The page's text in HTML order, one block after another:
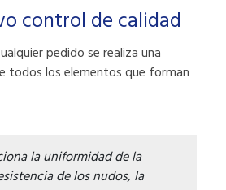
control de calidad
pedido se realiza una
todos los elementos que forman
la uniformidad de la
de los nudos, la